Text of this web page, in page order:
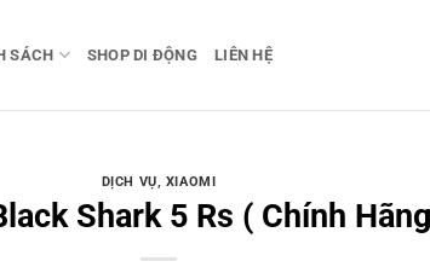
SÁCH SHOP DI ĐỘNG LIÊN HỆ
DỊCH VỤ, XIAOMI
Shark 5 Rs ( Chính